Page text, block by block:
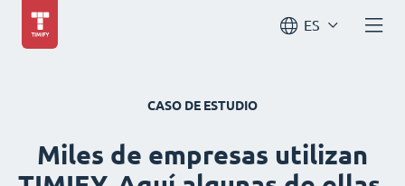
ES
CASO DE ESTUDIO
Miles de empresas utilizan